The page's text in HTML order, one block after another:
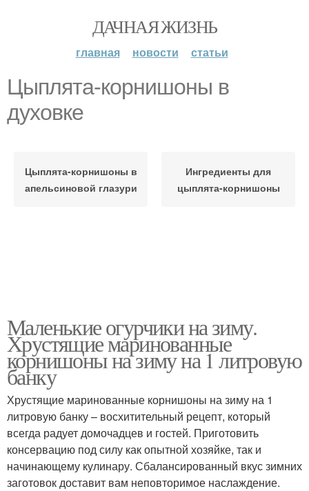
ДАЧНАЯ ЖИЗНЬ
главная новости статьи
Цыплята-корнишоны в
духовке
Цыплята-корнишоны в
апельсиновой глазури
Ингредиенты для
цыплята-корнишоны
Маленькие огурчики на зиму.
Хрустящие маринованные
корнишоны на зиму на 1 литровую
банку
Хрустящие маринованные корнишоны на зиму на 1
литровую банку – восхитительный рецепт, который
всегда радует домочадцев и гостей. Приготовить
консервацию под силу как опытной хозяйке, так и
начинающему кулинару. Сбалансированный вкус зимних
заготовок доставит вам неповторимое наслаждение.